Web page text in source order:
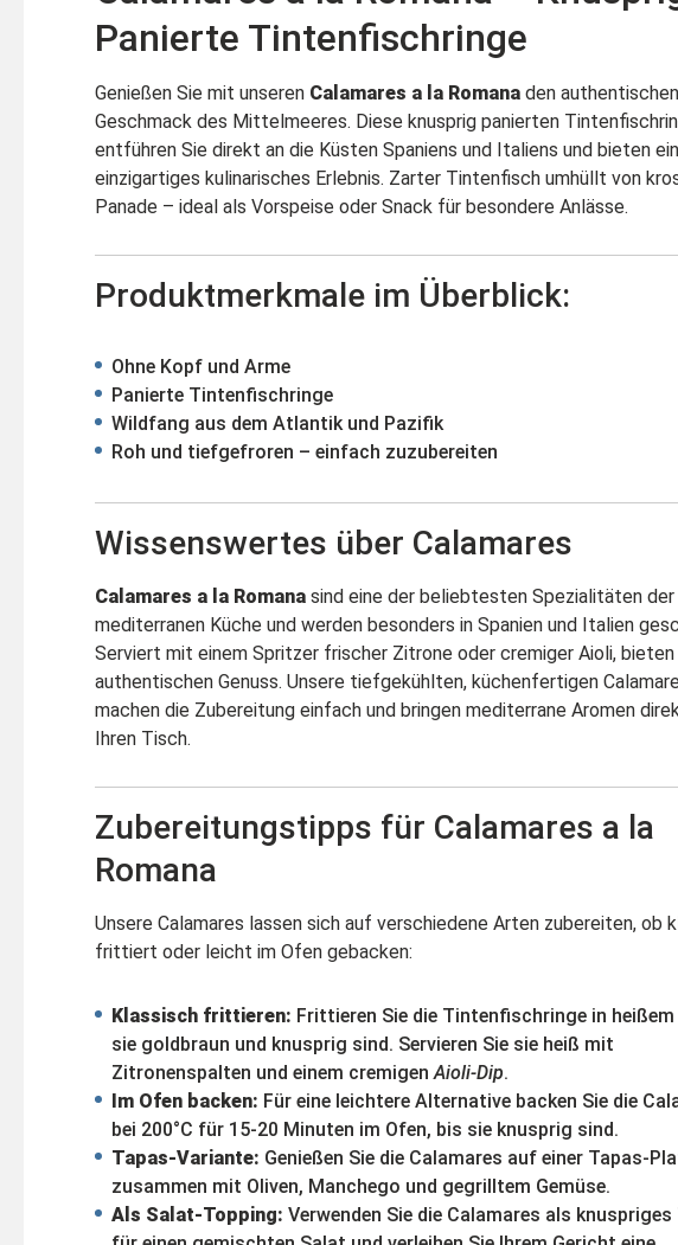
Panierte Tintenfischringe
Genießen Sie mit unseren Calamares a la Romana den authentischen
Geschmack des Mittelmeeres. Diese knusprig panierten
entführen Sie direkt an die Küsten Spaniens und Italiens und bieten ein
einzigartiges kulinarisches Erlebnis. Zarter Tintenfisch umhüllt von
Panade – ideal als Vorspeise oder Snack für besondere Anlässe.
Produktmerkmale im Überblick:
Ohne Kopf und Arme
Panierte Tintenfischringe
Wildfang aus dem Atlantik und Pazifik
Roh und tiefgefroren – einfach zuzubereiten
Wissenswertes über Calamares
Calamares a la Romana sind eine der beliebtesten Spezialitäten der
mediterranen Küche und werden besonders in Spanien und Italien
Serviert mit einem Spritzer frischer Zitrone oder cremiger Aioli, bieten
authentischen Genuss. Unsere tiefgekühlten, küchenfertigen
machen die Zubereitung einfach und bringen mediterrane Aromen
Ihren Tisch.
Zubereitungstipps für Calamares a la
Romana
Unsere Calamares lassen sich auf verschiedene Arten zubereiten, ob
frittiert oder leicht im Ofen gebacken:
Klassisch frittieren: Frittieren Sie die Tintenfischringe in heißem
sie goldbraun und knusprig sind. Servieren Sie sie heiß mit
Zitronenspalten und einem cremigen Aioli-Dip.
Im Ofen backen: Für eine leichtere Alternative backen Sie die
bei 200°C für 15-20 Minuten im Ofen, bis sie knusprig sind.
Tapas-Variante: Genießen Sie die Calamares auf einer Tapas-
zusammen mit Oliven, Manchego und gegrilltem Gemüse.
Als Salat-Topping: Verwenden Sie die Calamares als knuspriges